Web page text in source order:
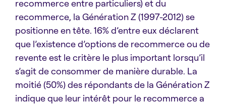
recommerce entre particuliers) et du
recommerce, la Génération Z (1997-2012) se
positionne en tête. 16% d’entre eux déclarent
que l’existence d’options de recommerce ou de
revente est le critère le plus important lorsqu’il
s’agit de consommer de manière durable. La
moitié (50%) des répondants de la Génération Z
indique que leur intérêt pour le recommerce a